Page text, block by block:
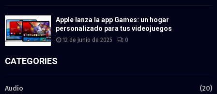
Apple lanza la app Games: un hogar
personalizado para tus videojuegos
12 de junio de 2025 0
CATEGORIES
Audio
(20)